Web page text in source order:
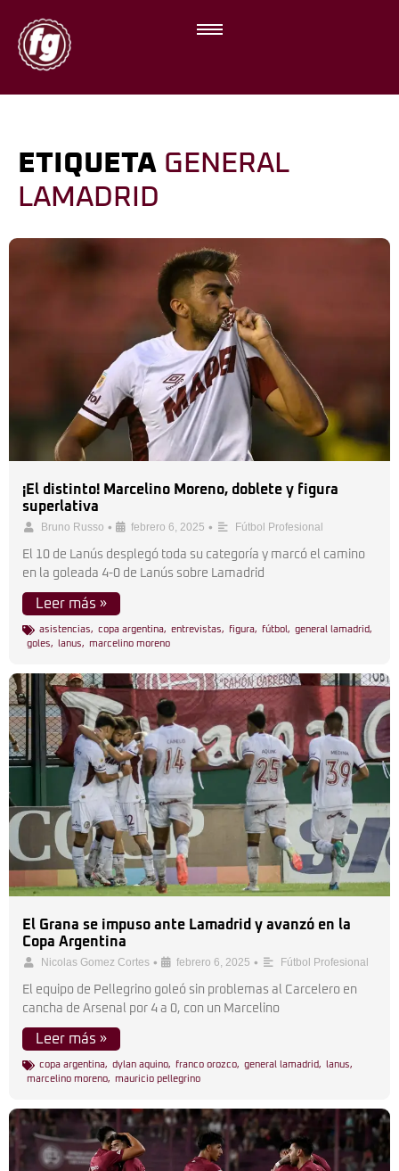
ETIQUETA GENERAL
LAMADRID
¡El distinto! Marcelino Moreno, doblete y figura
superlativa
Bruno Russo • febrero 6, 2025 • Fútbol Profesional
El 10 de Lanús desplegó toda su categoría y marcó el camino
en la goleada 4-0 de Lanús sobre Lamadrid
Leer más »
asistencias, copa argentina, entrevistas, figura, fútbol , general lamadrid,
goles, lanus, marcelino moreno
El Grana se impuso ante Lamadrid y avanzó en la
Copa Argentina
Nicolas Gomez Cortes • febrero 6, 2025 • Fútbol Profesional
El equipo de Pellegrino goleó sin problemas al Carcelero en
cancha de Arsenal por 4 a 0, con un Marcelino
Leer más »
copa argentina, dylan aquino, franco orozco, general lamadrid, lanus,
marcelino moreno, mauricio pellegrino